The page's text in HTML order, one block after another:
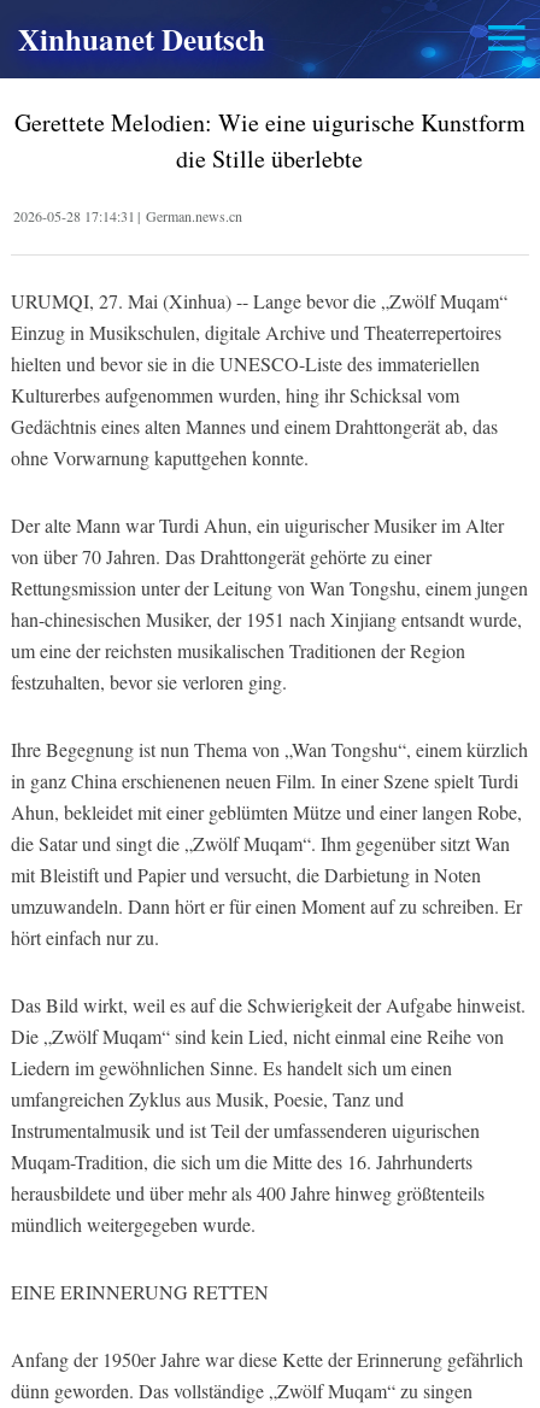
Xinhuanet Deutsch
Gerettete Melodien: Wie eine uigurische Kunstform
die Stille überlebte
2026-05-28 17:14:31 | German.news.cn
URUMQI, 27. Mai (Xinhua) -- Lange bevor die „Zwölf Muqam“
Einzug in Musikschulen, digitale Archive und Theaterrepertoires
hielten und bevor sie in die UNESCO-Liste des immateriellen
Kulturerbes aufgenommen wurden, hing ihr Schicksal vom
Gedächtnis eines alten Mannes und einem Drahttongerät ab, das
ohne Vorwarnung kaputtgehen konnte.
Der alte Mann war Turdi Ahun, ein uigurischer Musiker im Alter
von über 70 Jahren. Das Drahttongerät gehörte zu einer
Rettungsmission unter der Leitung von Wan Tongshu, einem jungen
han-chinesischen Musiker, der 1951 nach Xinjiang entsandt wurde,
um eine der reichsten musikalischen Traditionen der Region
festzuhalten, bevor sie verloren ging.
Ihre Begegnung ist nun Thema von „Wan Tongshu“, einem kürzlich
in ganz China erschienenen neuen Film. In einer Szene spielt Turdi
Ahun, bekleidet mit einer geblümten Mütze und einer langen Robe,
die Satar und singt die „Zwölf Muqam“. Ihm gegenüber sitzt Wan
mit Bleistift und Papier und versucht, die Darbietung in Noten
umzuwandeln. Dann hört er für einen Moment auf zu schreiben. Er
hört einfach nur zu.
Das Bild wirkt, weil es auf die Schwierigkeit der Aufgabe hinweist.
Die „Zwölf Muqam“ sind kein Lied, nicht einmal eine Reihe von
Liedern im gewöhnlichen Sinne. Es handelt sich um einen
umfangreichen Zyklus aus Musik, Poesie, Tanz und
Instrumentalmusik und ist Teil der umfassenderen uigurischen
Muqam-Tradition, die sich um die Mitte des 16. Jahrhunderts
herausbildete und über mehr als 400 Jahre hinweg größtenteils
mündlich weitergegeben wurde.
EINE ERINNERUNG RETTEN
Anfang der 1950er Jahre war diese Kette der Erinnerung gefährlich
dünn geworden. Das vollständige „Zwölf Muqam“ zu singen